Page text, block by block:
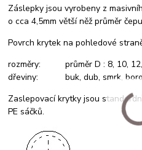
Záslepky jsou vyrobeny z
o cca 4,5mm větší něž průměr
Povrch krytek na pohledové
rozměry: průměr D : 8, 10, 12,
dřeviny: buk, dub, smrk,
Zaslepovací krytky jsou
PE sáčků.